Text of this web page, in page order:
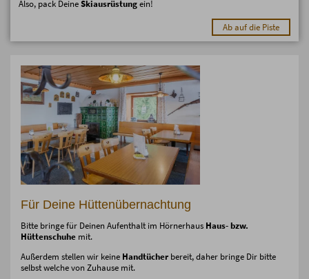
Also, pack DeineSkiausrüstungein!
Ab auf die Piste
Für Deine Hüttenübernachtung
Bitte bringe für Deinen Aufenthalt im Hörnerhaus Haus- bzw.
Hüttenschuhe mit.
Außerdem stellen wir keine Handtücher bereit, daher bringe Dir bitte
selbst welche von Zuhause mit.